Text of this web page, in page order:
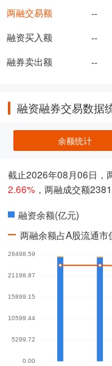
两融交易额
融资买入额
融券卖出额
--
--
--
融资融券交易数据
余额统计
截止2026年08月06日，
2.66% ，两融成交额
融资余额(亿元)
两融余额占A股流通市